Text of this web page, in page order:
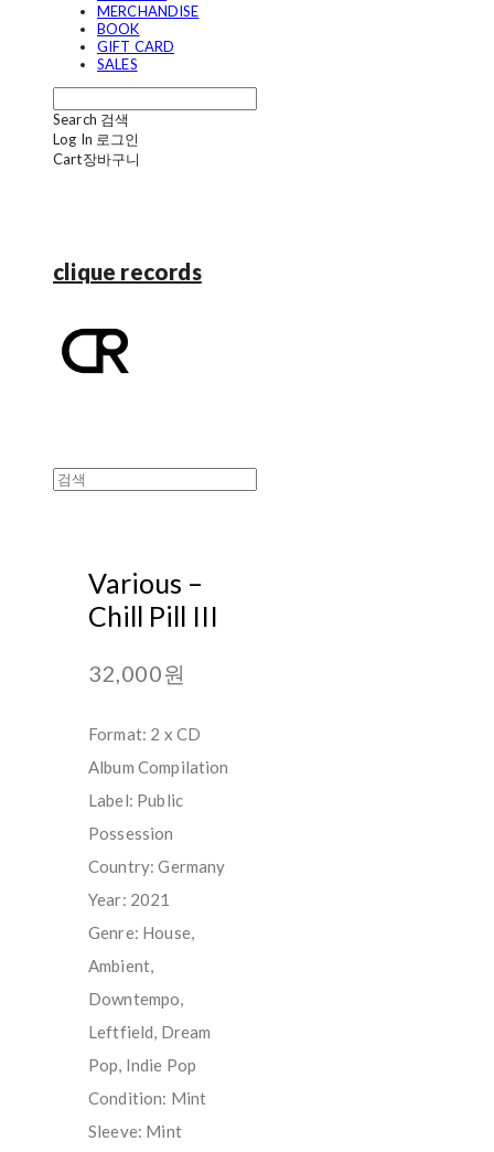
MERCHANDISE
BOOK
GIFT CARD
SALES
Search 검색
Log In 로그인
Cart장바구니
clique records
Various –
Chill Pill III
32,000원
Format: 2 x CD
Album Compilation
Label: Public
Possession
Country: Germany
Year: 2021
Genre: House,
Ambient,
Downtempo,
Leftfield, Dream
Pop, Indie Pop
Condition: Mint
Sleeve: Mint